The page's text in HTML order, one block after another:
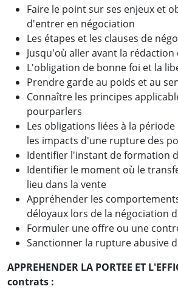
Faire le point sur ses enjeux et
d'entrer en négociation
Les étapes et les clauses de
Jusqu'où aller avant la
L'obligation de bonne foi et la
Prendre garde au poids et au
Connaître les principes
pourparlers
Les obligations liées à la
les impacts d'une rupture des
Identifier l'instant de formation
Identifier le moment où le
lieu dans la vente
Appréhender les
déloyaux lors de la négociation
Formuler une offre ou une
Sanctionner la rupture abusive
APPREHENDER LA PORTEE ET
contrats :